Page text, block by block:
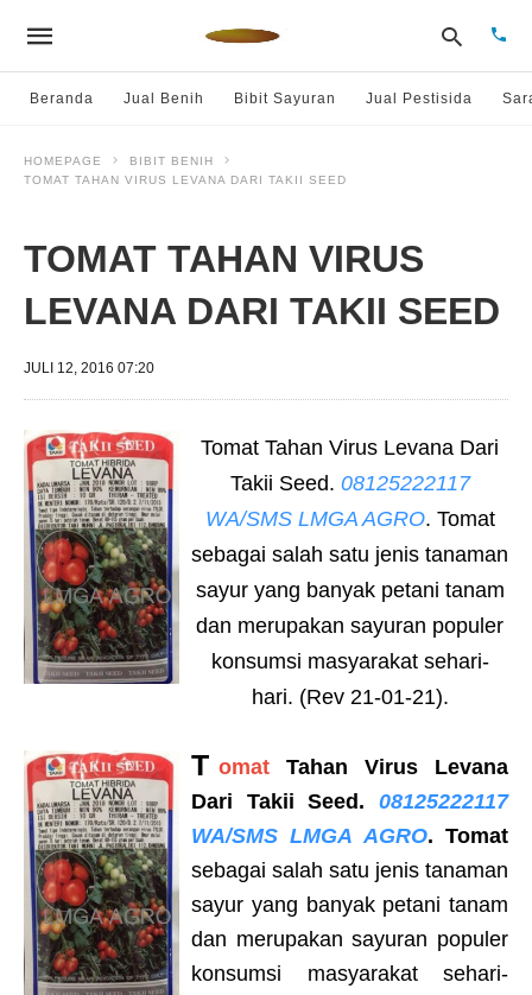
Beranda Jual Benih Bibit Sayuran Jual Pestisida
HOMEPAGE
BIBIT BENIH
TOMAT TAHAN VIRUS LEVANA DARI TAKII SEED
TOMAT TAHAN VIRUS
LEVANA DARI TAKII SEED
JULI 12, 2016 07:20
Tomat Tahan Virus Levana Dari
Takii Seed. 08125222117
WA/SMS LMGA AGRO. Tomat
sebagai salah satu jenis tanaman
sayur yang banyak petani tanam
dan merupakan sayuran populer
konsumsi masyarakat sehari-
hari. (Rev 21-01-21).
T omat Tahan Virus Levana
Dari Takii Seed. 08125222117
WA/SMS LMGA AGRO. Tomat
sebagai salah satu jenis tanaman
sayur yang banyak petani tanam
dan merupakan sayuran populer
konsumsi masyarakat sehari-